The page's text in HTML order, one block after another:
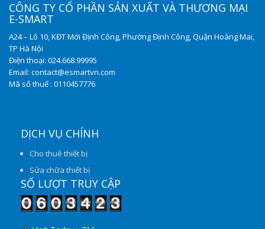
CÔNG TY CỔ PHẦN SẢN XUẤT VÀ THƯƠNG MẠI
E-SMART
A24 – Lô 10, KĐT Mới Định Công, Phường Định Công, Quận Hoàng Mai,
TP Hà Nội
Điện thoại: 024.668.99995
Email: contact@esmartvn.com
Mã số thuế : 0110457776
DỊCH VỤ CHÍNH
Cho thuê thiết bị
Sửa chữa thiết bị
SỐ LƯỢT TRUY CẬP